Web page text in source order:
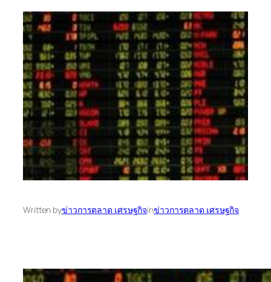
Written byข่าวการตลาด เศรษฐกิจinข่าวการตลาด เศรษฐกิจ